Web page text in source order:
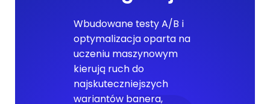
Wbudowane testy A/B i
optymalizacja oparta na
uczeniu maszynowym
kierują ruch do
najskuteczniejszych
wariantów banera,